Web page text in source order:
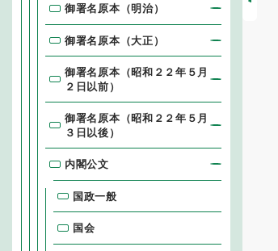
御署名原本（明治）
御署名原本（大正）
御署名原本（昭和２２年５月
２日以前）
御署名原本（昭和２２年５月
３日以後）
内閣公文
国政一般
国会